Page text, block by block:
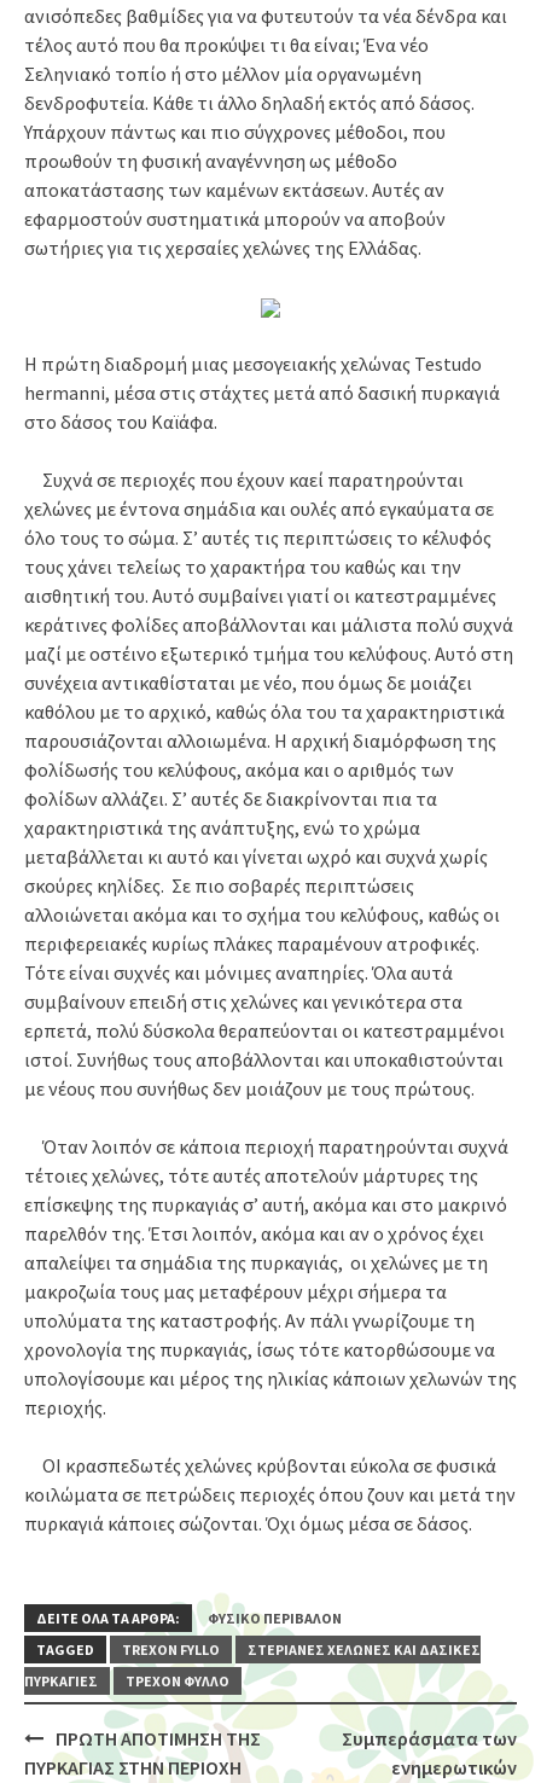
ανισόπεδες βαθμίδες για να φυτευτούν τα νέα δένδρα και
τέλος αυτό που θα προκύψει τι θα είναι; Ένα νέο
Σεληνιακό τοπίο ή στο μέλλον μία οργανωμένη
δενδροφυτεία. Κάθε τι άλλο δηλαδή εκτός από δάσος.
Υπάρχουν πάντως και πιο σύγχρονες μέθοδοι, που
προωθούν τη φυσική αναγέννηση ως μέθοδο
αποκατάστασης των καμένων εκτάσεων. Αυτές αν
εφαρμοστούν συστηματικά μπορούν να αποβούν
σωτήριες για τις χερσαίες χελώνες της Ελλάδας.
Η πρώτη διαδρομή μιας μεσογειακής χελώνας Testudo
hermanni, μέσα στις στάχτες μετά από δασική πυρκαγιά
στο δάσος του Καϊάφα.
Συχνά σε περιοχές που έχουν καεί παρατηρούνται
χελώνες με έντονα σημάδια και ουλές από εγκαύματα σε
όλο τους το σώμα. Σ’ αυτές τις περιπτώσεις το κέλυφός
τους χάνει τελείως το χαρακτήρα του καθώς και την
αισθητική του. Αυτό συμβαίνει γιατί οι κατεστραμμένες
κεράτινες φολίδες αποβάλλονται και μάλιστα πολύ συχνά
μαζί με οστέινο εξωτερικό τμήμα του κελύφους. Αυτό στη
συνέχεια αντικαθίσταται με νέο, που όμως δε μοιάζει
καθόλου με το αρχικό, καθώς όλα του τα χαρακτηριστικά
παρουσιάζονται αλλοιωμένα. Η αρχική διαμόρφωση της
φολίδωσής του κελύφους, ακόμα και ο αριθμός των
φολίδων αλλάζει. Σ’ αυτές δε διακρίνονται πια τα
χαρακτηριστικά της ανάπτυξης, ενώ το χρώμα
μεταβάλλεται κι αυτό και γίνεται ωχρό και συχνά χωρίς
σκούρες κηλίδες. Σε πιο σοβαρές περιπτώσεις
αλλοιώνεται ακόμα και το σχήμα του κελύφους, καθώς οι
περιφερειακές κυρίως πλάκες παραμένουν ατροφικές.
Τότε είναι συχνές και μόνιμες αναπηρίες. Όλα αυτά
συμβαίνουν επειδή στις χελώνες και γενικότερα στα
ερπετά, πολύ δύσκολα θεραπεύονται οι κατεστραμμένοι
ιστοί. Συνήθως τους αποβάλλονται και υποκαθιστούνται
με νέους που συνήθως δεν μοιάζουν με τους πρώτους.
Όταν λοιπόν σε κάποια περιοχή παρατηρούνται συχνά
τέτοιες χελώνες, τότε αυτές αποτελούν μάρτυρες της
επίσκεψης της πυρκαγιάς σ’ αυτή, ακόμα και στο μακρινό
παρελθόν της. Έτσι λοιπόν, ακόμα και αν ο χρόνος έχει
απαλείψει τα σημάδια της πυρκαγιάς, οι χελώνες με τη
μακροζωία τους μας μεταφέρουν μέχρι σήμερα τα
υπολύματα της καταστροφής. Αν πάλι γνωρίζουμε τη
χρονολογία της πυρκαγιάς, ίσως τότε κατορθώσουμε να
υπολογίσουμε και μέρος της ηλικίας κάποιων χελωνών της
περιοχής.
ΟΙ κρασπεδωτές χελώνες κρύβονται εύκολα σε φυσικά
κοιλώματα σε πετρώδεις περιοχές όπου ζουν και μετά την
πυρκαγιά κάποιες σώζονται. Όχι όμως μέσα σε δάσος.
ΔΕΙΤΕ ΟΛΑ ΤΑ ΑΡΘΡΑ:
ΦΥΣΙΚΌ ΠΕΡΙΒΆΛΟΝ
TAGGED
TREXON FYLLO
ΣΤΕΡΙΑΝΈΣ ΧΕΛΏΝΕΣ ΚΑΙ ΔΑΣΙΚΈΣ
ΠΥΡΚΑΓΙΈΣ
ΤΡΈΧΟΝ ΦΎΛΛΟ
Post
ΠΡΩΤΗ ΑΠΟΤΙΜΗΣΗ ΤΗΣ
ΠΥΡΚΑΓΙΑΣ ΣΤΗΝ ΠΕΡΙΟΧΗ
Συμπεράσματα των
ενημερωτικών